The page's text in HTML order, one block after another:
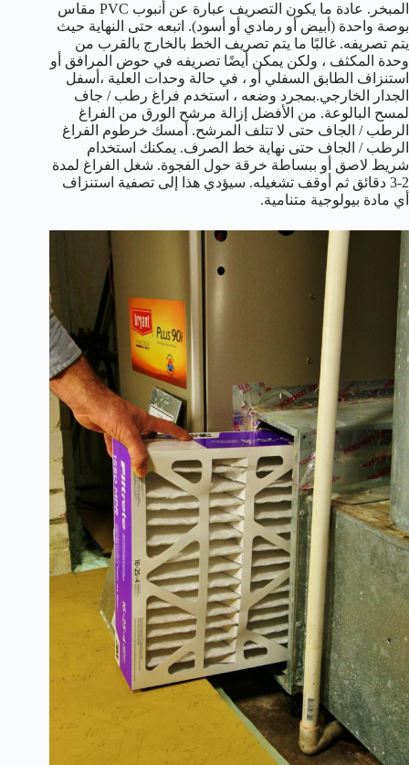
المبخر. عادة ما يكون التصريف عبارة عن أنبوب PVC مقاس
بوصة واحدة (أبيض أو رمادي أو أسود). اتبعه حتى النهاية حيث
يتم تصريفه. غالبًا ما يتم تصريف الخط بالخارج بالقرب من
وحدة المكثف ، ولكن يمكن أيضًا تصريفه في حوض المرافق أو
استنزاف الطابق السفلي أو ، في حالة وحدات العلية ،أسفل
الجدار الخارجي.بمجرد وضعه ، استخدم فراغ رطب / جاف
لمسح البالوعة. من الأفضل إزالة مرشح الورق من الفراغ
الرطب / الجاف حتى لا تتلف المرشح. أمسك خرطوم الفراغ
الرطب / الجاف حتى نهاية خط الصرف. يمكنك استخدام
شريط لاصق أو ببساطة خرقة حول الفجوة. شغل الفراغ لمدة
2-3 دقائق ثم أوقف تشغيله. سيؤدي هذا إلى تصفية استنزاف
أي مادة بيولوجية متنامية.